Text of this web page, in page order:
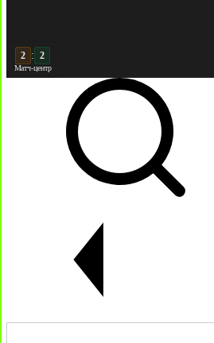
3 : 3
Матч-центр